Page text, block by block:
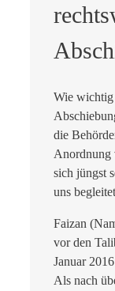
Wie wichtig
die
Anordnung
sich jüngst
uns
Faizan
vor den
Januar
Als nach